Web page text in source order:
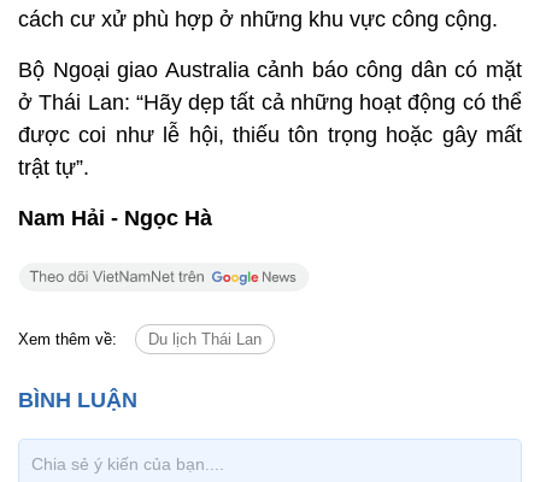
cách cư xử phù hợp ở những khu vực công cộng.
Bộ Ngoại giao Australia cảnh báo công dân có mặt
ở Thái Lan: “Hãy dẹp tất cả những hoạt động có thể
được coi như lễ hội, thiếu tôn trọng hoặc gây mất
trật tự”.
Nam Hải - Ngọc Hà
Xem thêm về: Du lịch Thái Lan